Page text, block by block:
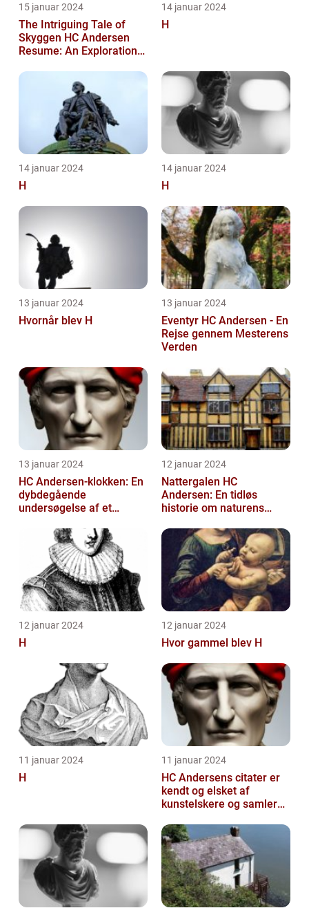
15 januar 2024
The Intriguing Tale of
Skyggen HC Andersen
Resume: An Exploration
14 januar 2024
H
14 januar 2024
H
14 januar 2024
H
13 januar 2024
Hvornår blev H
13 januar 2024
Eventyr HC Andersen - En
Rejse gennem Mesterens
Verden
13 januar 2024
HC Andersen-klokken: En
dybdegående
undersøgelse af et
12 januar 2024
Nattergalen HC
Andersen: En tidløs
historie om naturens
12 januar 2024
H
12 januar 2024
Hvor gammel blev H
11 januar 2024
H
11 januar 2024
HC Andersens citater er
kendt og elsket af
kunstelskere og samlere